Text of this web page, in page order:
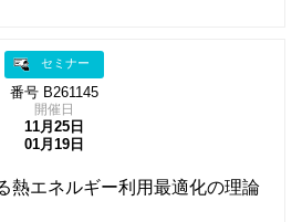
セミナー
番号 B261145
開催日
11月25日
01月19日
熱エネルギー利用最適化の理論